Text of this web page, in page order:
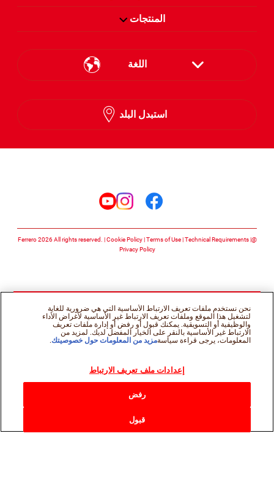
المنتجات
اللغة
استبدل البلد
@Ferrero 2026 All rights reserved.
Cookie Policy Terms of Use Technical Requirements
Privacy Policy
نحن نستخدم ملفات تعريف الارتباط الأساسية التي هي ضرورية للغاية
لتشغيل هذا الموقع وملفات تعريف الارتباط غير الأساسية لأغراض الأداء
والوظيفية أو التسويقية. يمكنك قبول أو رفض أو إدارة ملفات تعريف
الارتباط غير الأساسية بالنقر على الخيار المفضل لديك. لمزيد من
المعلومات، يرجى قراءة سياسةمزيد من المعلومات حول خصوصيتك.
إعدادات ملف تعريف الارتباط
رفض
قبول